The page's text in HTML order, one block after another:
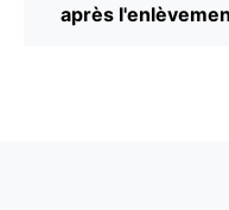
après